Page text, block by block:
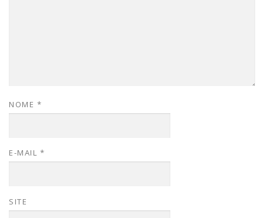
NOME *
E-MAIL *
SITE